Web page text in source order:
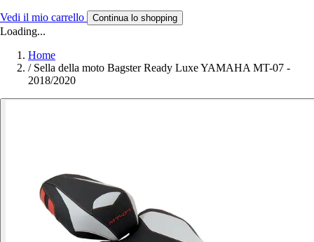
Vedi il mio carrello Continua lo shopping
Loading...
Home
/ Sella della moto Bagster Ready Luxe YAMAHA MT-07 -
2018/2020